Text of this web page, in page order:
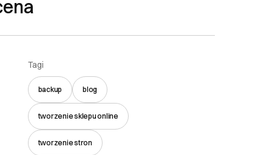
Tagi
backup blog
tworzenie sklepu online
tworzenie stron